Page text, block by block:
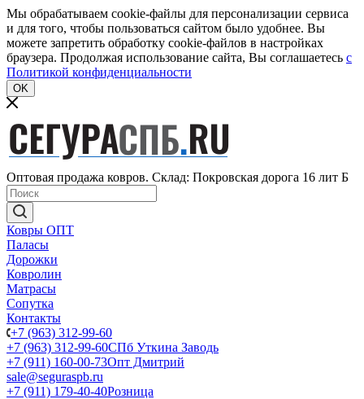
Мы обрабатываем cookie-файлы для персонализации сервиса
и для того, чтобы пользоваться сайтом было удобнее. Вы
можете запретить обработку cookie-файлов в настройках
браузера. Продолжая использование сайта, Вы соглашаетесь c
Политикой конфиденциальности
OK
Оптовая продажа ковров. Склад: Покровская дорога 16 лит Б
Ковры ОПТ
Паласы
Дорожки
Ковролин
Матрасы
Сопутка
Контакты
+7 (963) 312-99-60
+7 (963) 312-99-60СПб Уткина Заводь
+7 (911) 160-00-73Опт Дмитрий
sale@seguraspb.ru
+7 (911) 179-40-40Розница